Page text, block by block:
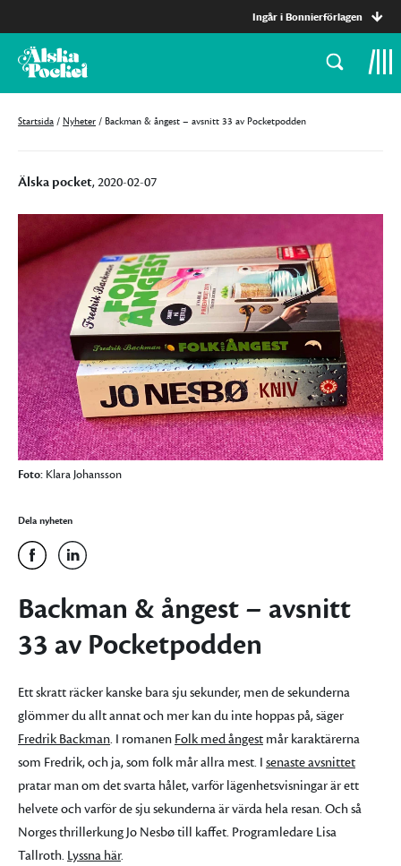
Ingår i Bonnierförlagen
Startsida / Nyheter / Backman & ångest – avsnitt 33 av Pocketpodden
Älska pocket, 2020-02-07
Foto: Klara Johansson
Dela nyheten
Backman & ångest – avsnitt
33 av Pocketpodden
Ett skratt räcker kanske bara sju sekunder, men de sekunderna
glömmer du allt annat och mer kan du inte hoppas på, säger
Fredrik Backman. I romanen Folk med ångest mår karaktärerna
som Fredrik, och ja, som folk mår allra mest. I senaste avsnittet
pratar man om det svarta hålet, varför lägenhetsvisningar är ett
helvete och varför de sju sekunderna är värda hela resan. Och så
Norges thrillerkung Jo Nesbø till kaffet. Programledare Lisa
Tallroth. Lyssna här.